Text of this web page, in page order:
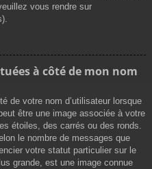
vous rendre sur
à côté de mon nom
de votre nom d’utilisateur lorsque
être une image associée à votre
étoiles, des carrés ou des ronds.
le nombre de messages que
votre statut particulier sur le
grande, est une image connue